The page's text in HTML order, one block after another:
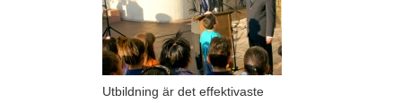
Utbildning är det effektivaste